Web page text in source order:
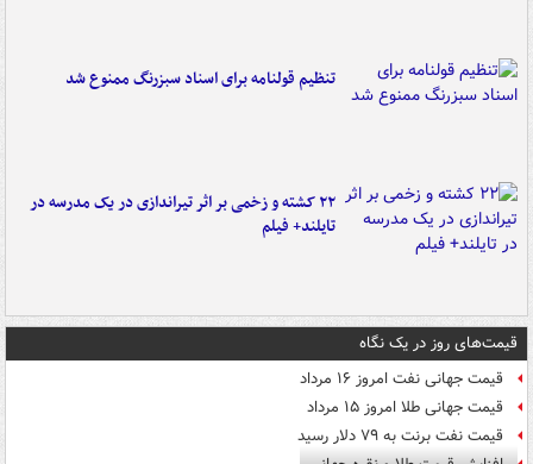
تنظیم قولنامه برای اسناد سبزرنگ ممنوع شد
۲۲ کشته و زخمی بر اثر تیراندازی در یک مدرسه در
تایلند+ فیلم
قیمت‌های روز در یک نگاه
قیمت جهانی نفت امروز ۱۶ مرداد
قیمت جهانی طلا امروز ۱۵ مرداد
قیمت نفت برنت به ۷۹ دلار رسید